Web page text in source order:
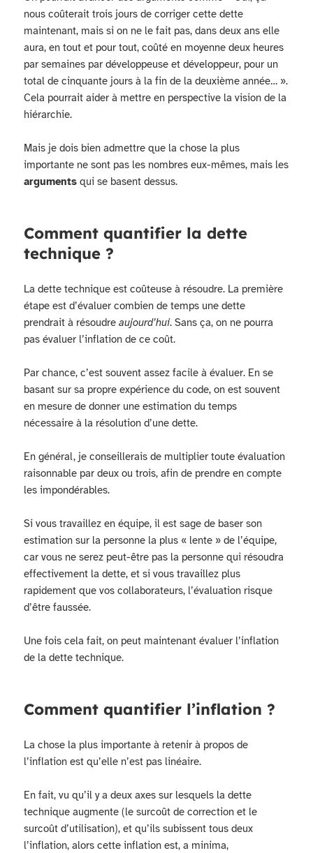
nous coûterait trois jours de corriger cette dette
maintenant, mais si on ne le fait pas, dans deux ans elle
aura, en tout et pour tout, coûté en moyenne deux heures
par semaines par développeuse et développeur, pour un
total de cinquante jours à la fin de la deuxième année… ».
Cela pourrait aider à mettre en perspective la vision de la
hiérarchie.
Mais je dois bien admettre que la chose la plus
importante ne sont pas les nombres eux-mêmes, mais les
arguments qui se basent dessus.
Comment quantifier la dette
technique ?
La dette technique est coûteuse à résoudre. La première
étape est d’évaluer combien de temps une dette
prendrait à résoudreaujourd’hui. Sans ça, on ne pourra
pas évaluer l’inflation de ce coût.
Par chance, c’est souvent assez facile à évaluer. En se
basant sur sa propre expérience du code, on est souvent
en mesure de donner une estimation du temps
nécessaire à la résolution d’une dette.
En général, je conseillerais de multiplier toute évaluation
raisonnable par deux ou trois, afin de prendre en compte
les impondérables.
Si vous travaillez en équipe, il est sage de baser son
estimation sur la personne la plus « lente » de l’équipe,
car vous ne serez peut-être pas la personne qui résoudra
effectivement la dette, et si vous travaillez plus
rapidement que vos collaborateurs, l’évaluation risque
d’être faussée.
Une fois cela fait, on peut maintenant évaluer l’inflation
de la dette technique.
Comment quantifier l’inflation ?
La chose la plus importante à retenir à propos de
l’inflation est qu’elle n’est pas linéaire.
En fait, vu qu’il y a deux axes sur lesquels la dette
technique augmente (le surcoût de correction et le
surcoût d’utilisation), et qu’ils subissent tous deux
l’inflation, alors cette inflation est, a minima,